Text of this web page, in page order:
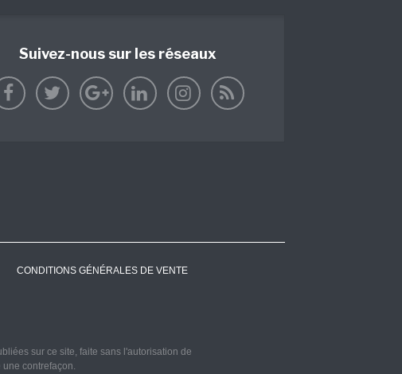
Suivez-nous sur les réseaux
CONDITIONS GÉNÉRALES DE VENTE
sur ce site, faite sans l'autorisation de
contrefaçon.